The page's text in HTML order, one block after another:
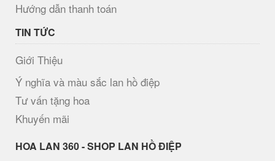
Hướng dẫn thanh toán
TIN TỨC
Giới Thiệu
Ý nghĩa và màu sắc lan hồ điệp
Tư vấn tặng hoa
Khuyến mãi
H​OA LAN 360 - SHOP LAN HỒ ĐIỆP